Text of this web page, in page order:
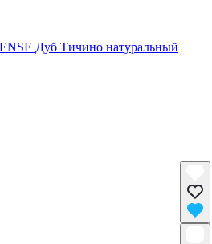
Дуб Тичино натуральный